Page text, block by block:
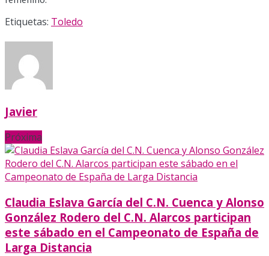
Etiquetas: Toledo
Javier
Próxima
Claudia Eslava García del C.N. Cuenca y Alonso
González Rodero del C.N. Alarcos participan
este sábado en el Campeonato de España de
Larga Distancia